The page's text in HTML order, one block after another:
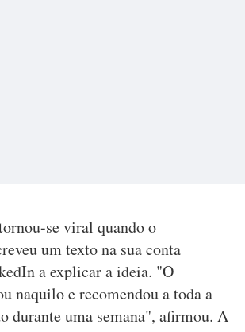
se viral quando o
um texto na sua conta
a explicar a ideia. "O
naquilo e recomendou a toda a
durante uma semana", afirmou. A